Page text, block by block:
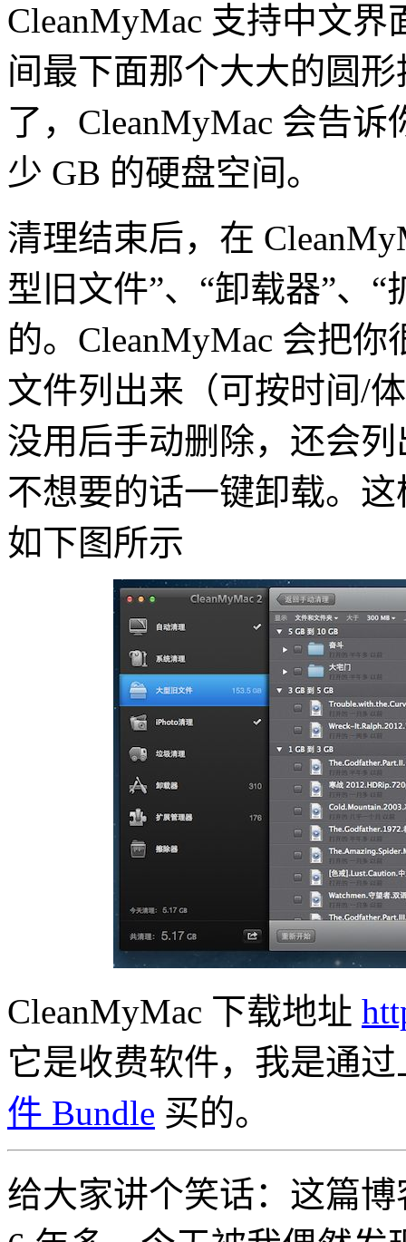
CleanMyMac 支持中文
间最下面那个大大的圆
了，CleanMyMac 会告
少 GB 的硬盘空间。
清理结束后，在
型旧文件”、“卸载器”、
的。CleanMyMac 会把
文件列出来（可按时间/
没用后手动删除，还会
不想要的话一键卸载。
如下图所示
CleanMyMac 下载地址
它是收费软件，我是通
件 Bundle 买的。
给大家讲个笑话：这篇